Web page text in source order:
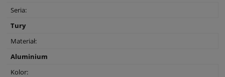
Seria:
Tury
Materiał:
Aluminium
Kolor: